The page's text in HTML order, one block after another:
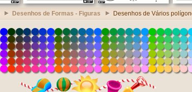
Desenhos de Formas - Figuras Desenhos de Vários